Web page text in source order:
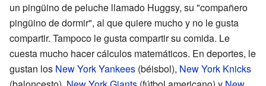
un pingüino de peluche llamado Huggsy, su "compañero
pingüino de dormir", al que quiere mucho y no le gusta
compartir. Tampoco le gusta compartir su comida. Le
cuesta mucho hacer cálculos matemáticos. En deportes, le
gustan los New York Yankees (béisbol), New York Knicks